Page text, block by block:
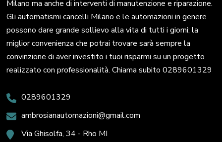
Milano ma anche di interventi di manutenzione e riparazione.
Gli automatismi cancelli Milano e le automazioni in genere
possono dare grande sollievo alla vita di tutti i giorni; la
miglior convenienza che potrai trovare sarà sempre la
convinzione di aver investito i tuoi risparmi su un progetto
realizzato con professionalità. Chiama subito 0289601329
0289601329
ambrosianautomazioni@gmail.com
Via Ghisolfa, 34 - Rho MI